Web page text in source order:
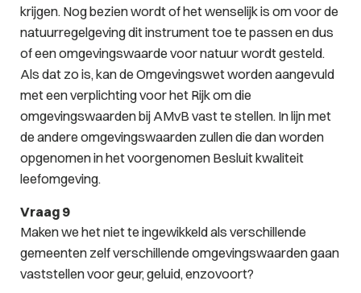
krijgen. Nog bezien wordt of het wenselijk is om voor de
natuurregelgeving dit instrument toe te passen en dus
of een omgevingswaarde voor natuur wordt gesteld.
Als dat zo is, kan de Omgevingswet worden aangevuld
met een verplichting voor het Rijk om die
omgevingswaarden bij AMvB vast te stellen. In lijn met
de andere omgevingswaarden zullen die dan worden
opgenomen in het voorgenomen Besluit kwaliteit
leefomgeving.
Vraag 9
Maken we het niet te ingewikkeld als verschillende
gemeenten zelf verschillende omgevingswaarden gaan
vaststellen voor geur, geluid, enzovoort?